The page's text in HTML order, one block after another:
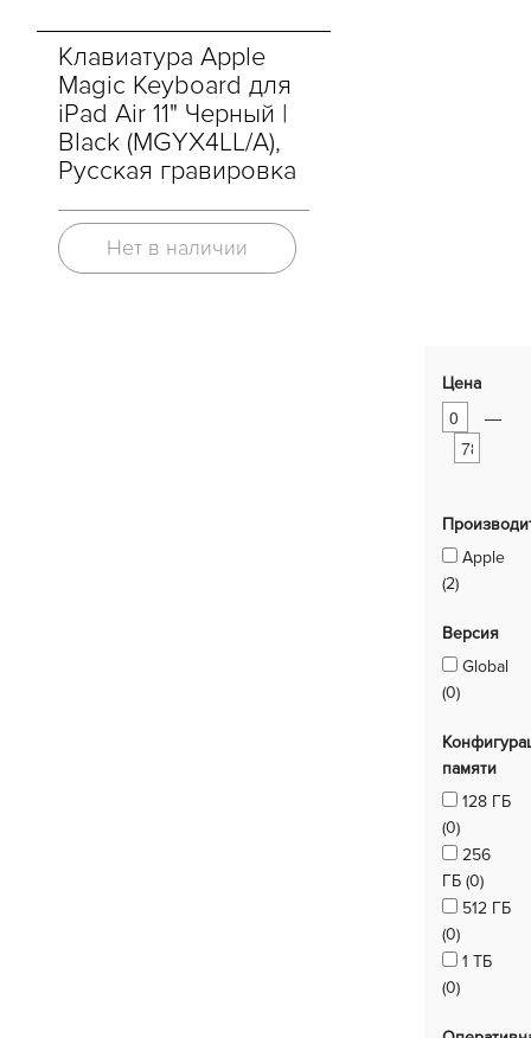
Клавиатура Apple
Magic Keyboard для
iPad Air 11" Черный |
Black (MGYX4LL/A),
Русская гравировка
Нет в наличии
Цена
—
Apple
(2)
Версия
Global
(0)
памяти
128 ГБ
(0)
256
ГБ (0)
512 ГБ
(0)
1 ТБ
(0)